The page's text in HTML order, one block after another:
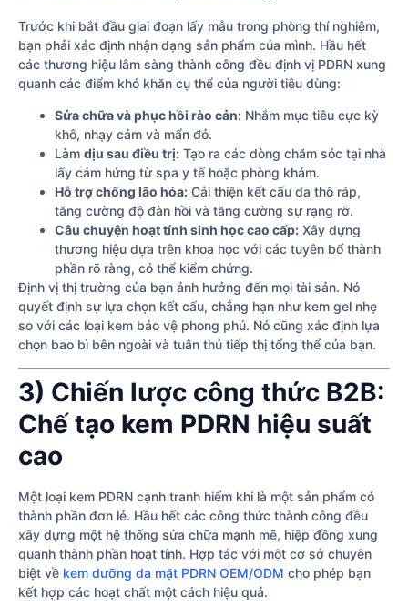
Trước khi bắt đầu giai đoạn lấy mẫu trong phòng thí nghiệm,
bạn phải xác định nhận dạng sản phẩm của mình. Hầu hết
các thương hiệu lâm sàng thành công đều định vị PDRN xung
quanh các điểm khó khăn cụ thể của người tiêu dùng:
Sửa chữa và phục hồi rào cản: Nhắm mục tiêu cực kỳ
khô, nhạy cảm và mẩn đỏ.
Làm dịu sau điều trị: Tạo ra các dòng chăm sóc tại nhà
lấy cảm hứng từ spa y tế hoặc phòng khám.
Hỗ trợ chống lão hóa: Cải thiện kết cấu da thô ráp,
tăng cường độ đàn hồi và tăng cường sự rạng rỡ.
Câu chuyện hoạt tính sinh học cao cấp: Xây dựng
thương hiệu dựa trên khoa học với các tuyên bố thành
phần rõ ràng, có thể kiểm chứng.
Định vị thị trường của bạn ảnh hưởng đến mọi tài sản. Nó
quyết định sự lựa chọn kết cấu, chẳng hạn như kem gel nhẹ
so với các loại kem bảo vệ phong phú. Nó cũng xác định lựa
chọn bao bì bên ngoài và tuân thủ tiếp thị tổng thể của bạn.
3) Chiến lược công thức B2B:
Chế tạo kem PDRN hiệu suất
cao
Một loại kem PDRN cạnh tranh hiếm khi là một sản phẩm có
thành phần đơn lẻ. Hầu hết các công thức thành công đều
xây dựng một hệ thống sửa chữa mạnh mẽ, hiệp đồng xung
quanh thành phần hoạt tính. Hợp tác với một cơ sở chuyên
biệt về kem dưỡng da mặt PDRN OEM/ODM cho phép bạn
kết hợp các hoạt chất một cách hiệu quả.